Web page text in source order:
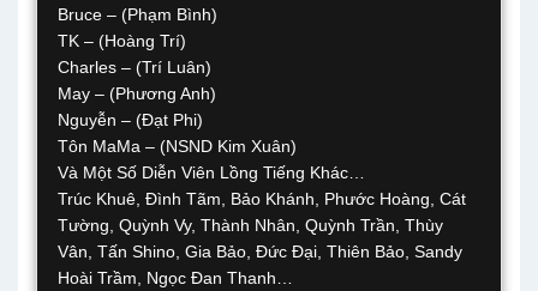
Bruce – (Phạm Bình)
TK – (Hoàng Trí)
Charles – (Trí Luân)
May – (Phương Anh)
Nguyễn – (Đạt Phi)
Tôn MaMa – (NSND Kim Xuân)
Và Một Số Diễn Viên Lồng Tiếng Khác…
Trúc Khuê, Đình Tãm, Bảo Khánh, Phước Hoàng, Cát
Tường, Quỳnh Vy, Thành Nhân, Quỳnh Trần, Thùy
Vân, Tấn Shino, Gia Bảo, Đức Đại, Thiên Bảo, Sandy
Hoài Trầm, Ngọc Đan Thanh…